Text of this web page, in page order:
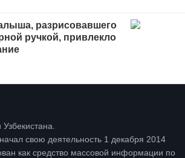
разрисовавшего
ручкой, привлекло
свою деятельность 1 декабря 2014
как средство массовой информации по